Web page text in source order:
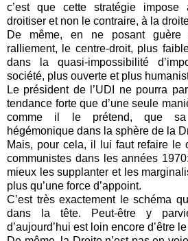
c’est que cette stratégie
droitiser et non le contraire, à la
De même, en ne posant
ralliement, le centre-droit, plus
dans la quasi-impossibilité
société, plus ouverte et plus
Le président de l’UDI ne pourra
tendance forte que d’une seule
comme il le prétend, que sa
hégémonique dans la sphère de la
Mais, pour cela, il lui faut refaire le
communistes dans les années
mieux les supplanter et les
plus qu’une force d’appoint.
C’est très exactement le schéma
dans la tête. Peut-être y
d’aujourd’hui est loin encore d’être